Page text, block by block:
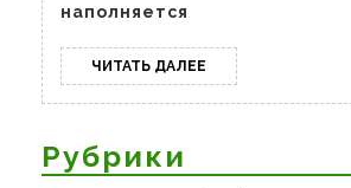
наполняется
ЧИТАТЬ ДАЛЕЕ ЧИТАТЬ
ДАЛЕЕ
Рубрики